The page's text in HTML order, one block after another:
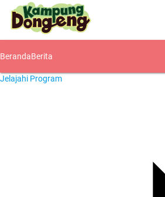
BerandaBerita
Jelajahi Program